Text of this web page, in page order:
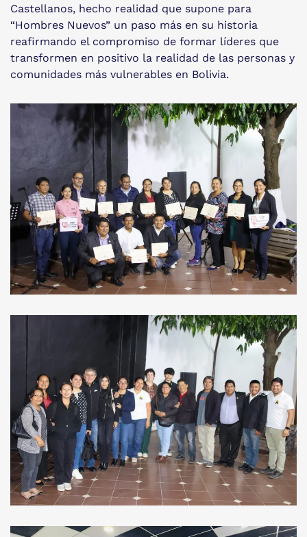
Castellanos, hecho realidad que supone para
“Hombres Nuevos” un paso más en su historia
reafirmando el compromiso de formar líderes que
transformen en positivo la realidad de las personas y
comunidades más vulnerables en Bolivia.
Ver Imagen
Ver Imagen